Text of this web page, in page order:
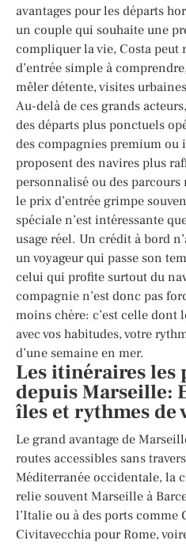
avantages pour les départs
un couple qui souhaite une
compliquer la vie, Costa peut
d’entrée simple à
mêler détente, visites
Au-delà de ces grands
des départs plus ponctuels
des compagnies premium
proposent des navires plus
personnalisé ou des
le prix d’entrée grimpe
spéciale n’est intéressante
usage réel. Un crédit à bord
un voyageur qui passe son
celui qui profite surtout du
compagnie n’est donc pas
moins chère: c’est celle dont
avec vos habitudes, votre
d’une semaine en mer.
Les itinéraires les
depuis Marseille:
îles et rythmes de
Le grand avantage de
routes accessibles sans
Méditerranée occidentale, la
relie souvent Marseille à
l’Italie ou à des ports comme
Civitavecchia pour Rome,